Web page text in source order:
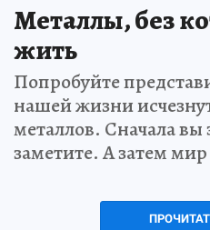
Металлы, без
жить
Попробуйте
нашей жизни
металлов. Сначала вы
заметите. А затем